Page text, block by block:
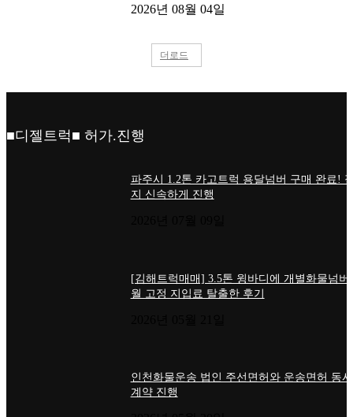
2026년 08월 04일
더로드
■디젤트럭■ 허가.진행
파주시 1.2톤 카고트럭 용달넘버 구매 완료!
지 신속하게 진행
[김해트럭매매] 3.5톤 윙바디에 개별화물넘버
월 고정 지입료 탈출한 후기
인천화물운송 법인 주선면허와 운송면허 동
계약 진행